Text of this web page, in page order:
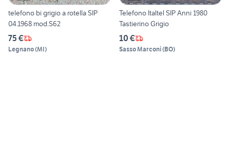
telefono bi grigio a rotella SIP
04.1968 mod.S62
75 €
Legnano(MI)
Telefono Italtel SIP Anni 1980
Tastierino Grigio
10 €
Sasso Marconi(BO)